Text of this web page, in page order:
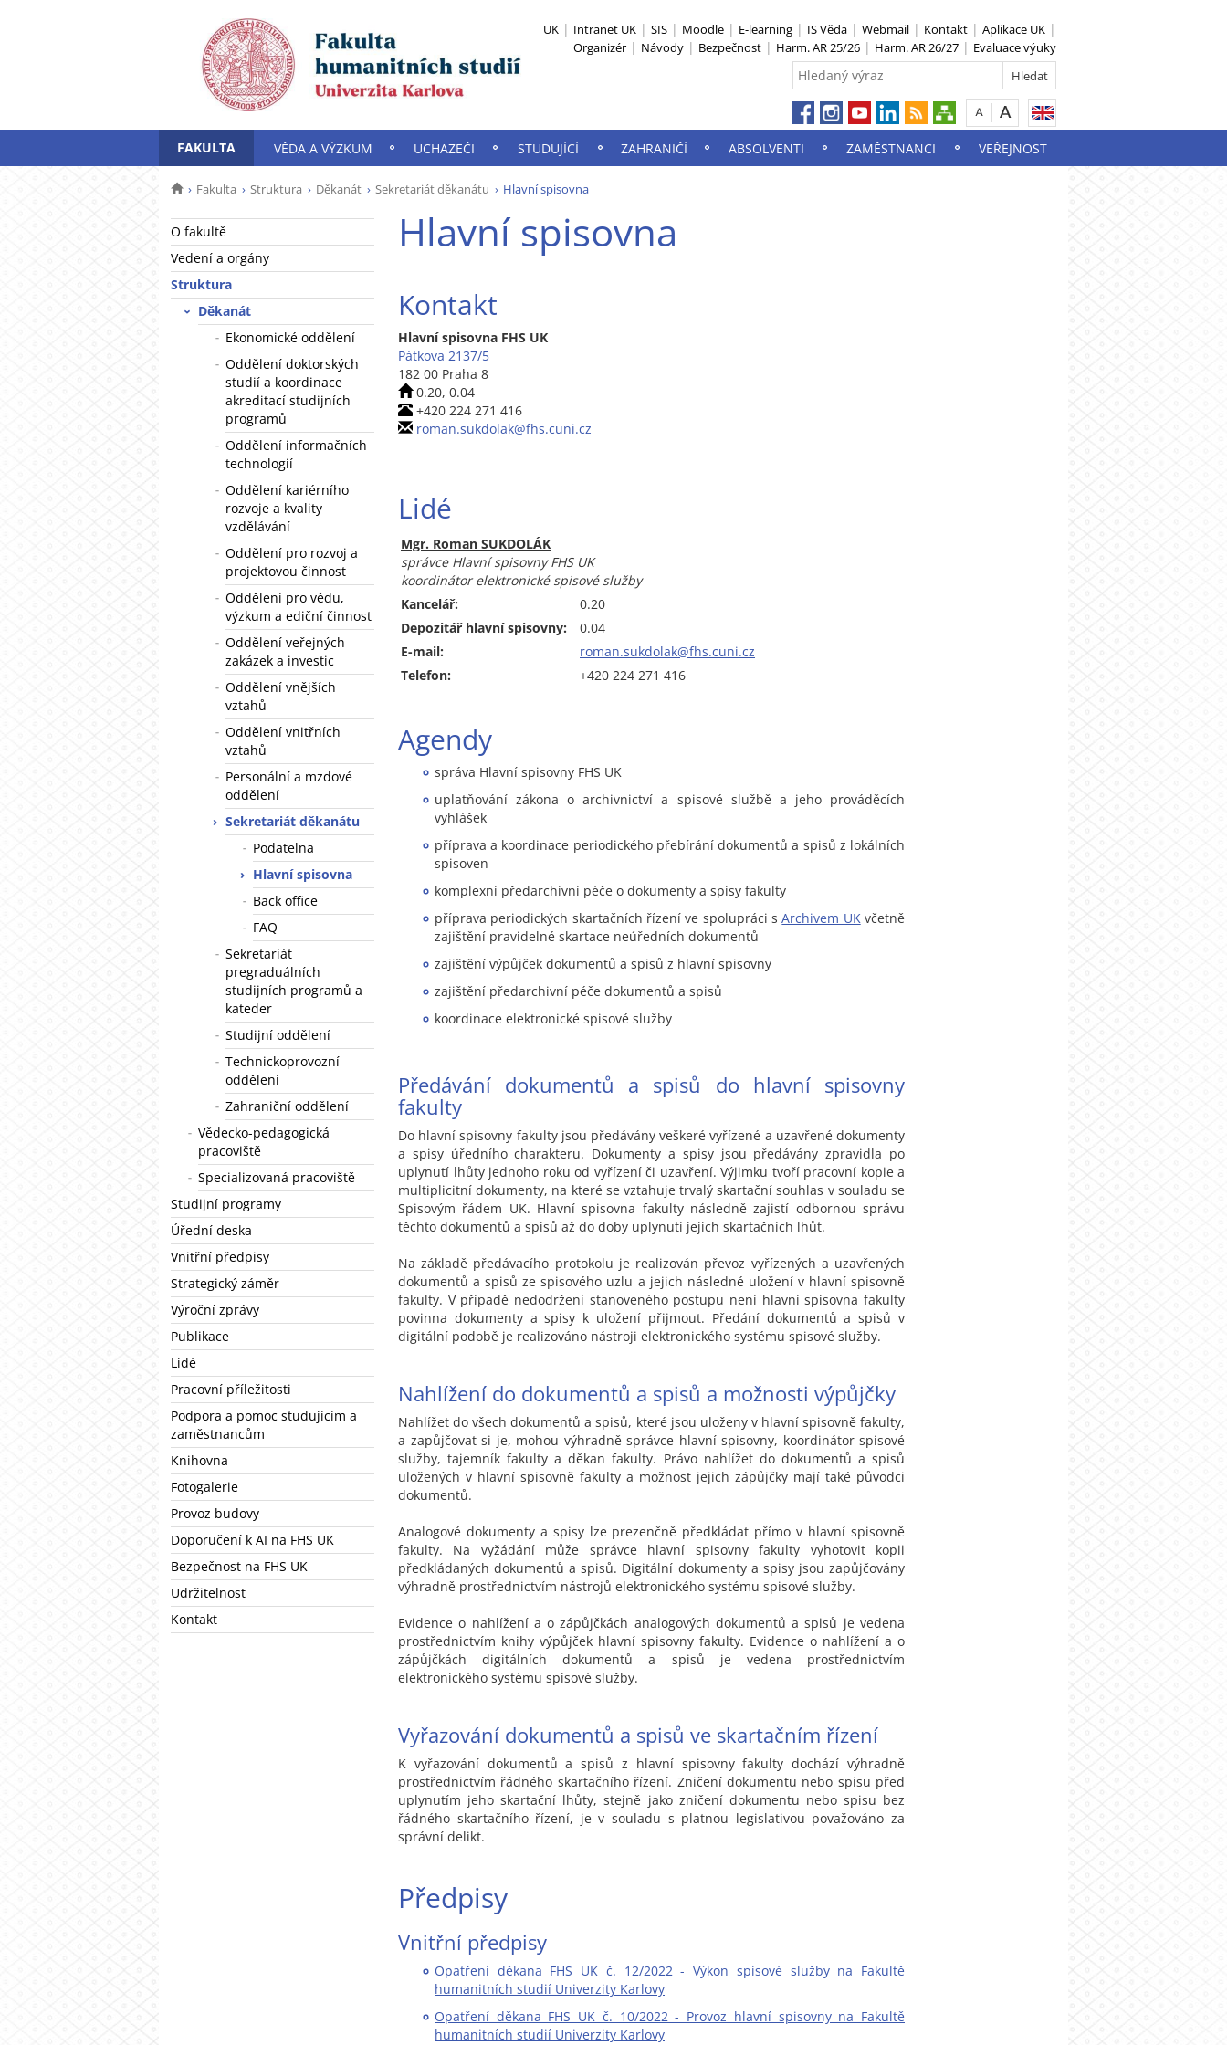
UK Intranet UK SIS Moodle E-learning IS Věda Webmail Kontakt
Aplikace UK
Organizér
Návody Bezpečnost Harm. AR 25/26 Harm. AR 26/27 Evaluace výuky
FAKULTA VĚDA A VÝZKUM UCHAZEČI STUDUJÍCÍ ZAHRANIČÍ ABSOLVENTI ZAMĚSTNANCI VEŘEJNOST
Fakulta Struktura Děkanát Sekretariát děkanátu Hlavní spisovna
O fakultě
Vedení a orgány
Struktura
Děkanát
Ekonomické oddělení
Oddělení doktorských
studií a koordinace
akreditací studijních
programů
Oddělení informačních
technologií
Oddělení kariérního
rozvoje a kvality
vzdělávání
Oddělení pro rozvoj a
projektovou činnost
Oddělení pro vědu,
výzkum a ediční činnost
Oddělení veřejných
zakázek a investic
Oddělení vnějších
vztahů
Oddělení vnitřních
vztahů
Personální a mzdové
oddělení
Sekretariát děkanátu
Podatelna
Hlavní spisovna
Back office
FAQ
Sekretariát
pregraduálních
studijních programů a
kateder
Studijní oddělení
Technickoprovozní
oddělení
Zahraniční oddělení
Vědecko-pedagogická
pracoviště
Specializovaná pracoviště
Studijní programy
Úřední deska
Vnitřní předpisy
Strategický záměr
Výroční zprávy
Publikace
Lidé
Pracovní příležitosti
Podpora a pomoc studujícím a
zaměstnancům
Knihovna
Fotogalerie
Provoz budovy
Doporučení k AI na FHS UK
Bezpečnost na FHS UK
Udržitelnost
Kontakt
Hlavní spisovna
Kontakt
Hlavní spisovna FHS UK
Pátkova 2137/5
182 00 Praha 8
0.20, 0.04
+420 224 271 416
roman.sukdolak@fhs.cuni.cz
Lidé
Mgr. Roman SUKDOLÁK
správce Hlavní spisovny FHS UK
koordinátor elektronické spisové služby
Kancelář:
0.20
Depozitář hlavní spisovny:
0.04
E-mail:
roman.sukdolak@fhs.cuni.cz
Telefon:
+420 224 271 416
Agendy
správa Hlavní spisovny FHS UK
uplatňování zákona o archivnictví a spisové službě a jeho prováděcích
vyhlášek
příprava a koordinace periodického přebírání dokumentů a spisů z lokálních
spisoven
komplexní předarchivní péče o dokumenty a spisy fakulty
příprava periodických skartačních řízení ve spolupráci sArchivem UKvčetně
zajištění pravidelné skartace neúředních dokumentů
zajištění výpůjček dokumentů a spisů z hlavní spisovny
zajištění předarchivní péče dokumentů a spisů
koordinace elektronické spisové služby
Předávání dokumentů a spisů do hlavní spisovny
fakulty
Do hlavní spisovny fakulty jsou předávány veškeré vyřízené a uzavřené dokumenty
a spisy úředního charakteru. Dokumenty a spisy jsou předávány zpravidla po
uplynutí lhůty jednoho roku od vyřízení či uzavření. Výjimku tvoří pracovní kopie a
multiplicitní dokumenty, na které se vztahuje trvalý skartační souhlas v souladu se
Spisovým řádem UK. Hlavní spisovna fakulty následně zajistí odbornou správu
těchto dokumentů a spisů až do doby uplynutí jejich skartačních lhůt.
Na základě předávacího protokolu je realizován převoz vyřízených a uzavřených
dokumentů a spisů ze spisového uzlu a jejich následné uložení v hlavní spisovně
fakulty. V případě nedodržení stanoveného postupu není hlavní spisovna fakulty
povinna dokumenty a spisy k uložení přijmout. Předání dokumentů a spisů v
digitální podobě je realizováno nástroji elektronického systému spisové služby.
Nahlížení do dokumentů a spisů a možnosti výpůjčky
Nahlížet do všech dokumentů a spisů, které jsou uloženy v hlavní spisovně fakulty,
a zapůjčovat si je, mohou výhradně správce hlavní spisovny, koordinátor spisové
služby, tajemník fakulty a děkan fakulty. Právo nahlížet do dokumentů a spisů
uložených v hlavní spisovně fakulty a možnost jejich zápůjčky mají také původci
dokumentů.
Analogové dokumenty a spisy lze prezenčně předkládat přímo v hlavní spisovně
fakulty. Na vyžádání může správce hlavní spisovny fakulty vyhotovit kopii
předkládaných dokumentů a spisů. Digitální dokumenty a spisy jsou zapůjčovány
výhradně prostřednictvím nástrojů elektronického systému spisové služby.
Evidence o nahlížení a o zápůjčkách analogových dokumentů a spisů je vedena
prostřednictvím knihy výpůjček hlavní spisovny fakulty. Evidence o nahlížení a o
zápůjčkách digitálních dokumentů a spisů je vedena prostřednictvím
elektronického systému spisové služby.
Vyřazování dokumentů a spisů ve skartačním řízení
K vyřazování dokumentů a spisů z hlavní spisovny fakulty dochází výhradně
prostřednictvím řádného skartačního řízení. Zničení dokumentu nebo spisu před
uplynutím jeho skartační lhůty, stejně jako zničení dokumentu nebo spisu bez
řádného skartačního řízení, je v souladu s platnou legislativou považováno za
správní delikt.
Předpisy
Vnitřní předpisy
Opatření děkana FHS UK č. 12/2022 - Výkon spisové služby na Fakultě
humanitních studií Univerzity Karlovy
Opatření děkana FHS UK č. 10/2022 - Provoz hlavní spisovny na Fakultě
humanitních studií Univerzity Karlovy